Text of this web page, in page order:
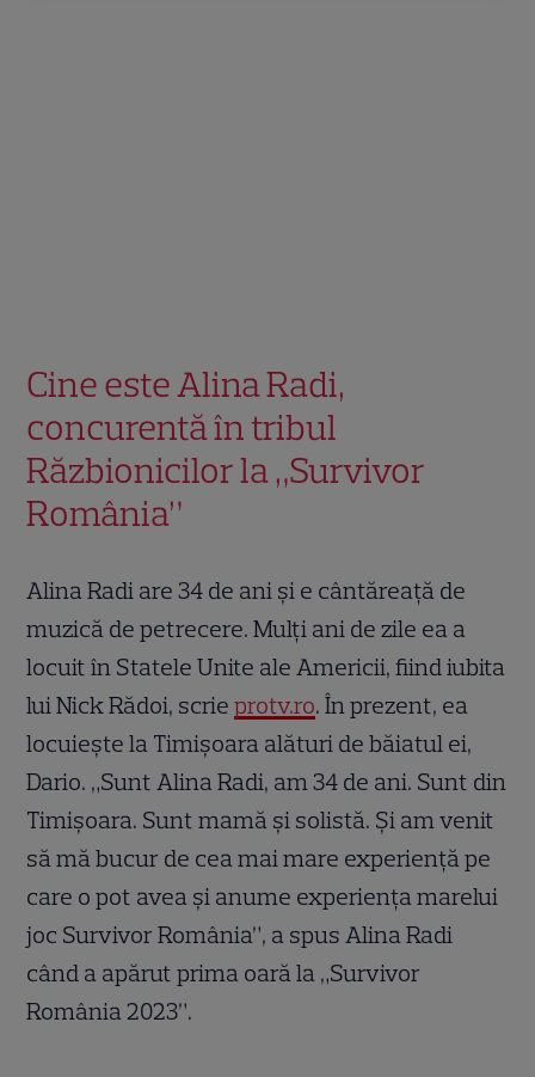
Cine este Alina Radi,
concurentă în tribul
Răzbionicilor la „Survivor
România”
Alina Radi are 34 de ani și e cântăreață de
muzică de petrecere. Mulți ani de zile ea a
locuit în Statele Unite ale Americii, fiind iubita
lui Nick Rădoi, scrieprotv.ro. În prezent, ea
locuiește la Timișoara alături de băiatul ei,
Dario. „Sunt Alina Radi, am 34 de ani. Sunt din
Timișoara. Sunt mamă și solistă. Și am venit
să mă bucur de cea mai mare experiență pe
care o pot avea și anume experiența marelui
joc Survivor România”, a spus Alina Radi
când a apărut prima oară la „Survivor
România 2023”.